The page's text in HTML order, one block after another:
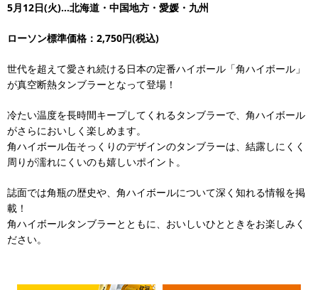
5月12日(火)…北海道・中国地方・愛媛・九州
ローソン標準価格：2,750円(税込)
世代を超えて愛され続ける日本の定番ハイボール「角ハイボール」
が真空断熱タンブラーとなって登場！
冷たい温度を長時間キープしてくれるタンブラーで、角ハイボール
がさらにおいしく楽しめます。
角ハイボール缶そっくりのデザインのタンブラーは、結露しにくく
周りが濡れにくいのも嬉しいポイント。
誌面では角瓶の歴史や、角ハイボールについて深く知れる情報を掲
載！
角ハイボールタンブラーとともに、おいしいひとときをお楽しみく
ださい。